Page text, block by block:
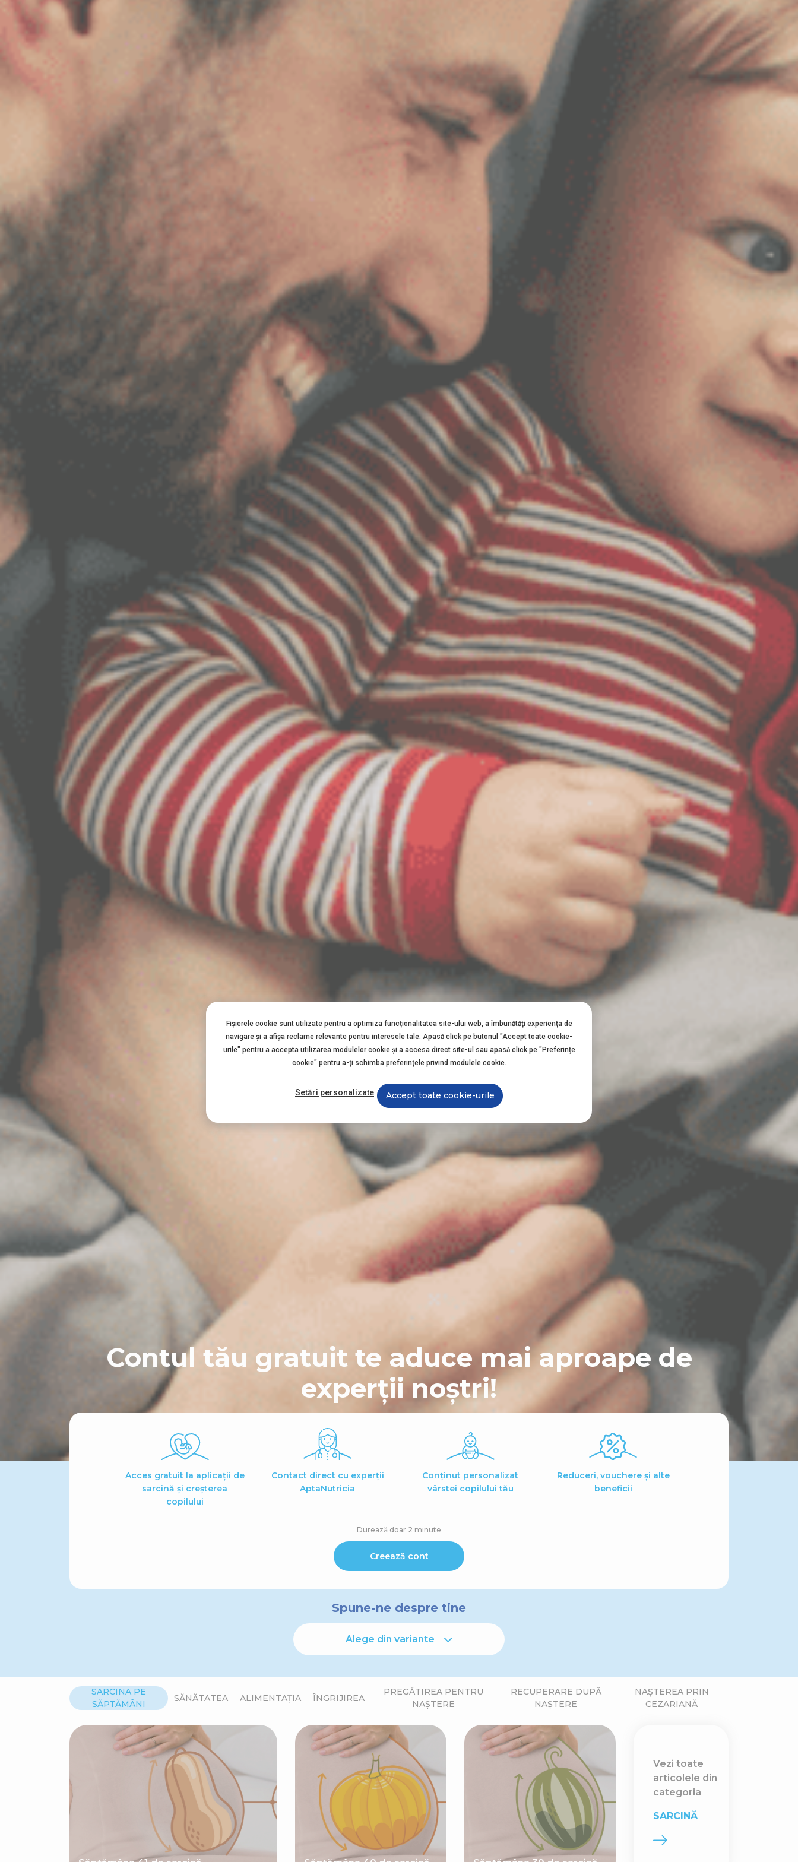
Contul tău gratuit te aduce mai aproape de
experții noștri!
Acces gratuit la aplicații de
sarcină și creșterea
copilului
Contact direct cu experții
AptaNutricia
Conținut personalizat
vârstei copilului tău
Reduceri, vouchere și alte
beneficii
Durează doar 2 minute
Creează cont
Spune-ne despre tine
Alege din variante
SARCINA PE
SĂPTĂMÂNI
SĂNĂTATEA ALIMENTAȚIA ÎNGRIJIREA
PREGĂTIREA PENTRU
NAȘTERE
RECUPERARE DUPĂ
NAȘTERE
NAȘTEREA PRIN
CEZARIANĂ
Vezi toate
articolele din
categoria
SARCINĂ
Fișierele cookie sunt utilizate pentru a optimiza funcţionalitatea site-ului web, a îmbunătăţi experienţa de
navigare şi a afişa reclame relevante pentru interesele tale. Apasă click pe butonul "Accept toate cookie-
urile" pentru a accepta utilizarea modulelor cookie şi a accesa direct site-ul sau apasă click pe "Preferințe
cookie" pentru a-ţi schimba preferinţele privind modulele cookie.
Setări personalizate Accept toate cookie-urile